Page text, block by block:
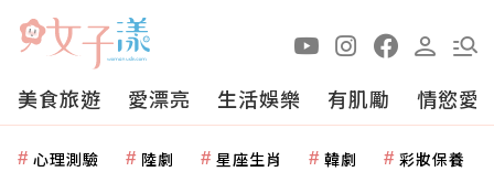
美食旅遊 愛漂亮 生活娛樂 有肌勵 情慾愛
心理測驗 陸劇 星座生肖 韓劇 彩妝保養